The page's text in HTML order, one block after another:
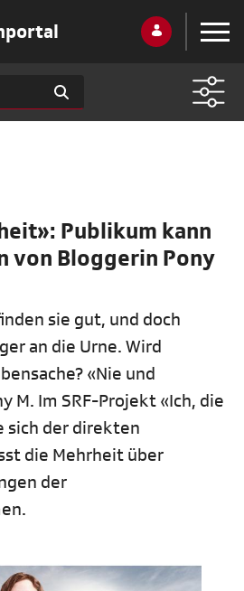
Publikum kann
von Bloggerin Pony
sie gut, und doch
an die Urne. Wird
«Nie und
M. Im SRF-Projekt «Ich, die
sich der direkten
die Mehrheit über
der